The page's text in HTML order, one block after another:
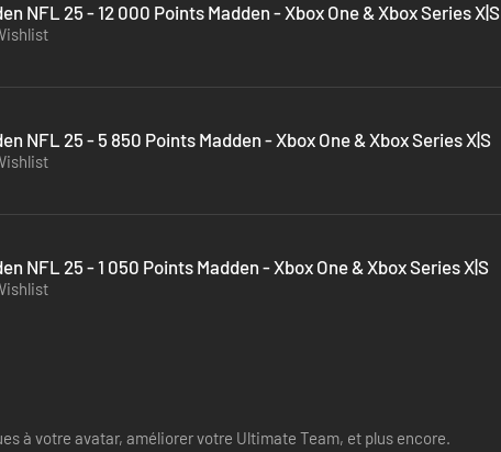
NFL 25 - 12 000 Points Madden - Xbox One & Xbox Series X|S
NFL 25 - 5 850 Points Madden - Xbox One & Xbox Series X|S
NFL 25 - 1 050 Points Madden - Xbox One & Xbox Series X|S
à votre avatar, améliorer votre Ultimate Team, et plus encore.